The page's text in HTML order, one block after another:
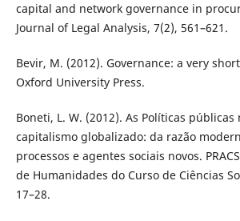
capital and network governance in
Journal of Legal Analysis, 7(2), 561–621.
Bevir, M. (2012). Governance: a very
Oxford University Press.
Boneti, L. W. (2012). As Políticas
capitalismo globalizado: da razão
processos e agentes sociais novos.
de Humanidades do Curso de Ciências
17–28.